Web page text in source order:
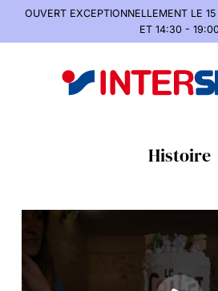
OUVERT EXCEPTIONNELLEMENT LE
ET 14:30 -
Histoire